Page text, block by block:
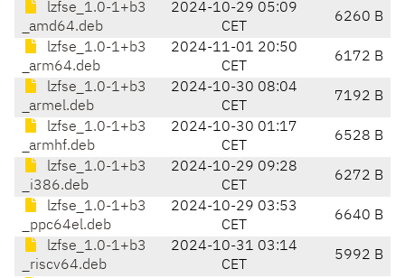
lzfse_1.0-1+b3
_amd64.deb
2024-10-29 05:09
CET
6260 B
lzfse_1.0-1+b3
_arm64.deb
2024-11-01 20:50
CET
6172 B
lzfse_1.0-1+b3
_armel.deb
2024-10-30 08:04
CET
7192 B
lzfse_1.0-1+b3
_armhf.deb
2024-10-30 01:17
CET
6528 B
lzfse_1.0-1+b3
_i386.deb
2024-10-29 09:28
CET
6272 B
lzfse_1.0-1+b3
_ppc64el.deb
2024-10-29 03:53
CET
6640 B
lzfse_1.0-1+b3
_riscv64.deb
2024-10-31 03:14
CET
5992 B